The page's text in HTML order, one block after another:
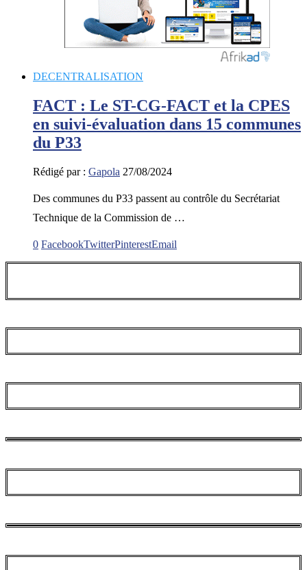
DECENTRALISATION
FACT : Le ST-CG-FACT et la CPES
en suivi-évaluation dans 15 communes
du P33
Rédigé par : Gapola 27/08/2024
Des communes du P33 passent au contrôle du Secrétariat
Technique de la Commission de …
0 FacebookTwitterPinterestEmail